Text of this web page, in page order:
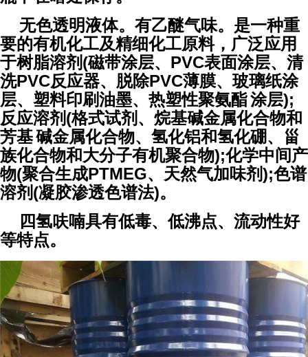
无色透明液体。有乙醚气味。是一种重
要的有机化工及精细化工原料，广泛应用
于树脂溶剂(磁带涂层、PVC表面涂层、清
洗PVC反应器、脱除PVC薄膜、玻璃纸涂
层、塑料印刷油墨、 热塑性聚氨酯涂层);
反应溶剂(格式试剂、烷基碱金属化合物和
芳基碱金属化合物、氢化铝和氢化硼、甾
族化合物和大分子有机聚合物);化学中间产
物(聚合生成PTMEG、天然气加味剂);色谱
溶剂(凝胶渗透色谱法)。
四氢呋喃具有低毒、低沸点、流动性好
等特点。